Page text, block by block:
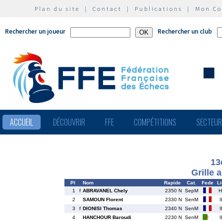
Plan du site | Contact | Publications | Mon
Rechercher un joueur Rechercher un club
ACCUEIL DÉCOUVRIR FFE COMPÉTITIONS
Grille
Pl Nom Rapide Cat. Fede
1
f ABRAVANEL Chely 2350 N SepM
2
SAMOUN Florent 2330 N SenM
3
f DIONISI Thomas 2340 N SenM
4
HANCHOUR Baroudi 2230 N SenM